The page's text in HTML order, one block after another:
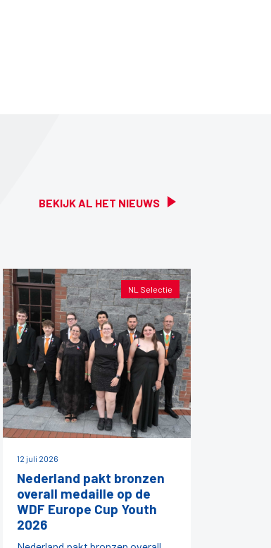
BEKIJK AL HET NIEUWS
NL Selectie
12 juli 2026
Nederland pakt bronzen
overall medaille op de
WDF Europe Cup Youth
2026